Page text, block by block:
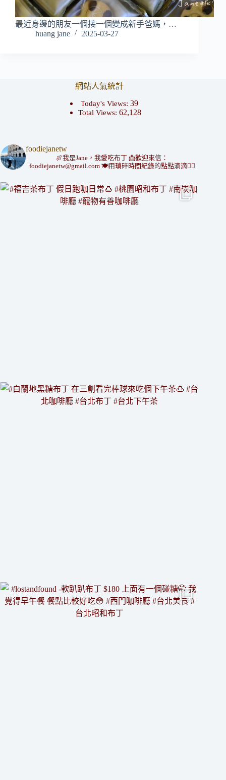
最近身邊的朋友一個接一個變成新手爸媽，…
huang jane
2025-03-27
網站人氣統計
Today's Views:39
Total Views: 62,128
foodiejanetw
🍖我是Jane，我愛吃布丁 📩歡迎來信：
foodiejanetw@gmail.com🍽用瑣碎時間紀錄的點點滴滴👇🏻